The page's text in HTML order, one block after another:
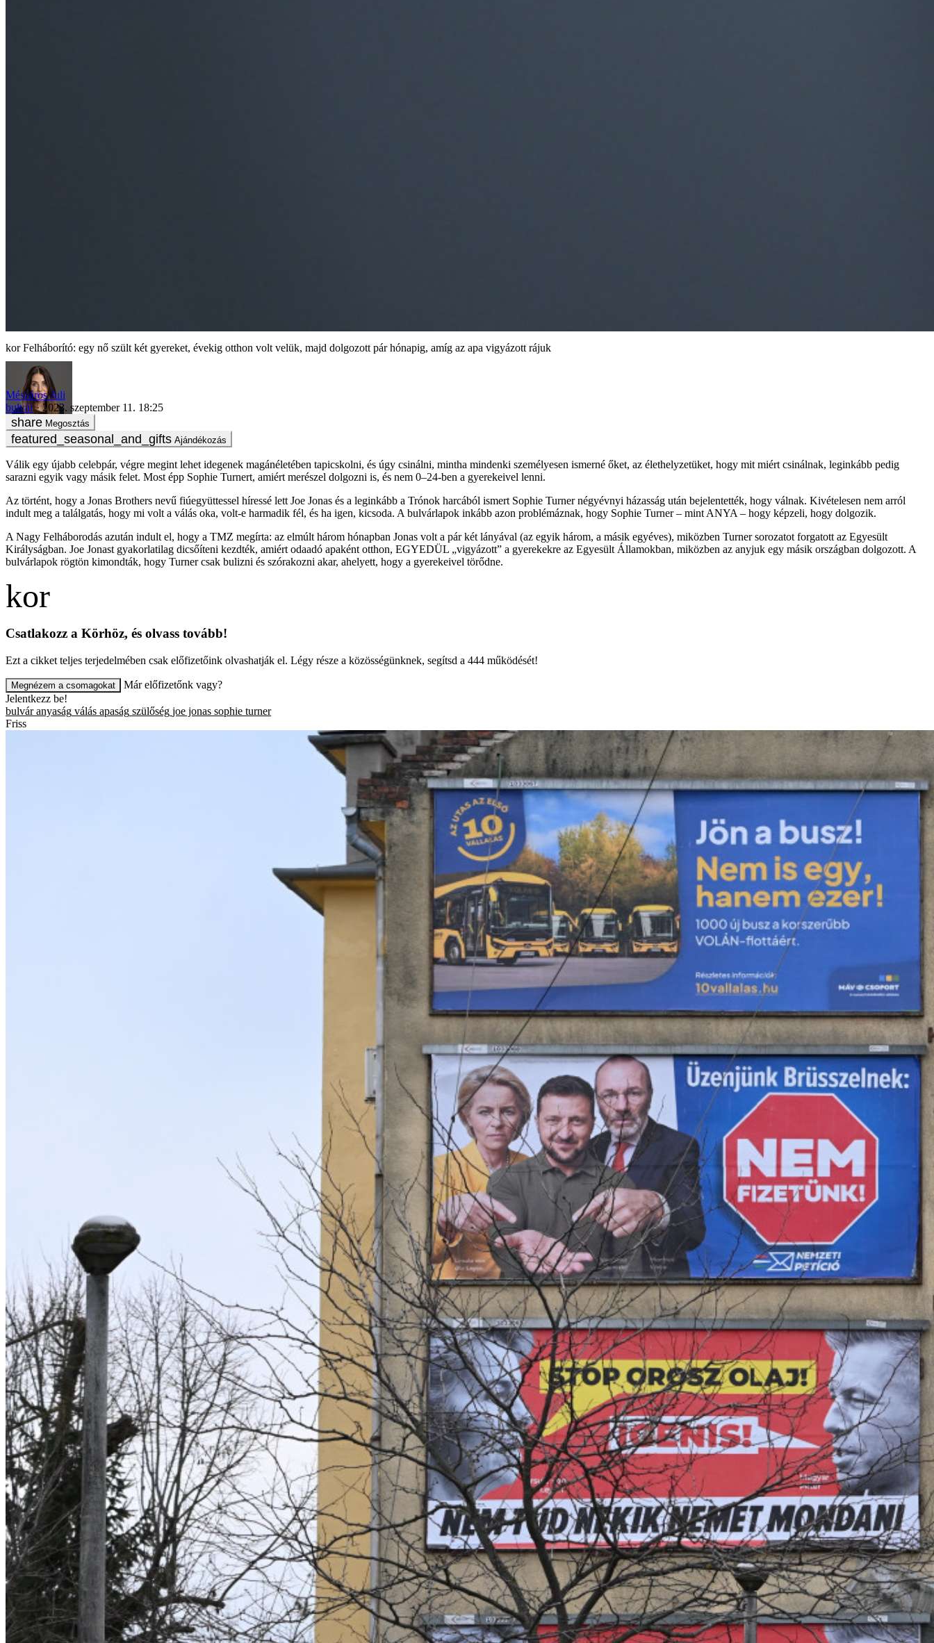
Felháborító: egy nő szült két gyereket, évekig otthon volt velük, majd dolgozott pár hónapig, amíg az apa vigyázott rájuk
Mészáros Juli
bulvár
2023. szeptember 11. 18:25
Megosztás
Ajándékozás
Válik egy újabb celebpár, végre megint lehet idegenek magánéletében tapicskolni, és úgy csinálni, mintha mindenki személyesen ismerné őket, az élethelyzetüket, hogy mit miért csinálnak, leginkább pedig
sarazni egyik vagy másik felet. Most épp Sophie Turnert, amiért merészel dolgozni is, és nem 0–24-ben a gyerekeivel lenni.
Az történt, hogy a Jonas Brothers nevű fiúegyüttessel híressé lett Joe Jonas és a leginkább a Trónok harcából ismert Sophie Turner négyévnyi házasság után bejelentették, hogy válnak. Kivételesen nem arról
indult meg a találgatás, hogy mi volt a válás oka, volt-e harmadik fél, és ha igen, kicsoda. A bulvárlapok inkább azon problémáznak, hogy Sophie Turner – mint ANYA – hogy képzeli, hogy dolgozik.
A Nagy Felháborodás azután indult el, hogy a TMZ megírta: az elmúlt három hónapban Jonas volt a pár két lányával (az egyik három, a másik egyéves), miközben Turner sorozatot forgatott az Egyesült
Királyságban. Joe Jonast gyakorlatilag dicsőíteni kezdték, amiért odaadó apaként otthon, EGYEDÜL „vigyázott” a gyerekekre az Egyesült Államokban, miközben az anyjuk egy másik országban dolgozott. A
bulvárlapok rögtön kimondták, hogy Turner csak bulizni és szórakozni akar, ahelyett, hogy a gyerekeivel törődne.
Csatlakozz a Körhöz, és olvass tovább!
Ezt a cikket teljes terjedelmében csak előfizetőink olvashatják el. Légy része a közösségünknek, segítsd a 444 működését!
Megnézem a csomagokat
Már előfizetőnk vagy?
Jelentkezz be!
bulvár anyaság válás apaság szülőség joe jonas sophie turner
Friss